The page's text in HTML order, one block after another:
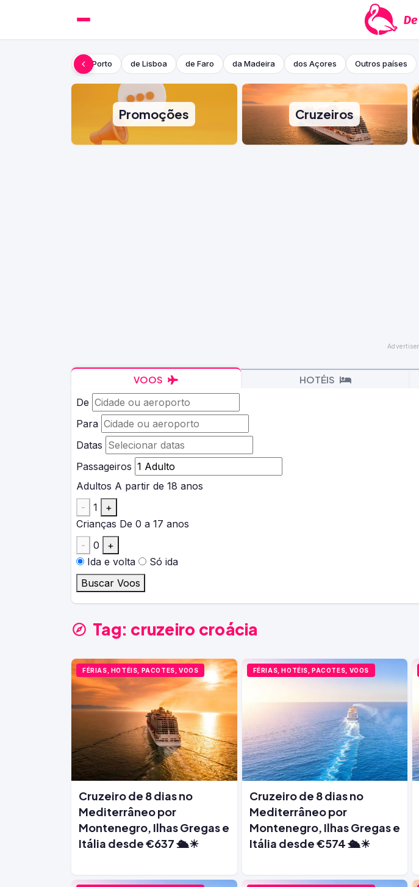
do Porto de Lisboa de Faro da Madeira dos Açores Outros países
Promoções Cruzeiros
VOOS HOTÉIS
De
Para
Datas
Passageiros
Adultos A partir de 18 anos
-
1
+
Crianças De 0 a 17 anos
-
0
+
Ida e volta
Só ida
Buscar Voos
Tag: cruzeiro croácia
FÉRIAS, HOTÉIS, PACOTES, VOOS
Cruzeiro de 8 dias no
Mediterrâneo por
Montenegro, Ilhas Gregas e
Itália desde €637 🛳️☀
FÉRIAS, HOTÉIS, PACOTES, VOOS
Cruzeiro de 8 dias no
Mediterrâneo por
Montenegro, Ilhas Gregas e
Itália desde €574 🛳️☀